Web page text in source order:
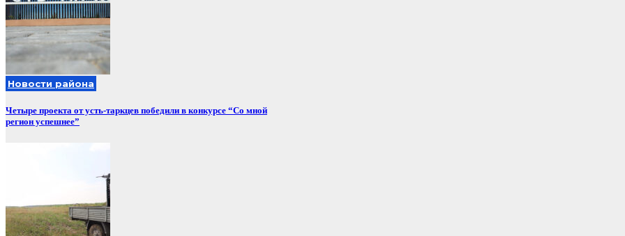
Новости района
Четыре проекта от усть-таркцев победили в конкурсе “Со мной
регион успешнее”